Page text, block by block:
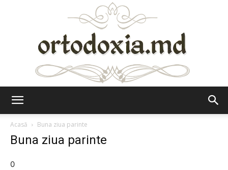
Acasă
Buna ziua parinte
Buna ziua parinte
0